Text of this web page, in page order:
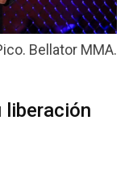
Bellator MMA.
liberación